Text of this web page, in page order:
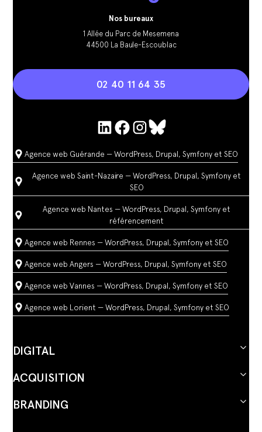
Nos bureaux
1 Allée du Parc de Mesemena
44500 La Baule-Escoublac
02 40 11 64 35
Agence web Guérande — WordPress, Drupal, Symfony et SEO
Agence web Saint-Nazaire — WordPress, Drupal, Symfony et
SEO
Agence web Nantes — WordPress, Drupal, Symfony et
référencement
Agence web Rennes — WordPress, Drupal, Symfony et SEO
Agence web Angers — WordPress, Drupal, Symfony et SEO
Agence web Vannes — WordPress, Drupal, Symfony et SEO
Agence web Lorient — WordPress, Drupal, Symfony et SEO
DIGITAL
ACQUISITION
BRANDING